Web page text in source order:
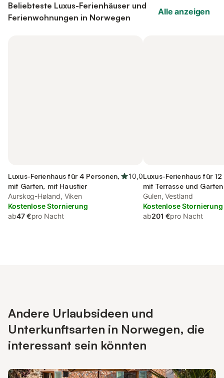
Beliebteste Luxus-Ferienhäuser und
Ferienwohnungen in Norwegen
Alle anzeigen
Luxus-Ferienhaus für 4 Personen,
mit Garten, mit Haustier
10,0
Aurskog-Høland, Viken
Kostenlose Stornierung
ab47 €pro Nacht
Luxus-Ferienhaus für
mit Terrasse und Garten
Gulen, Vestland
Kostenlose Stornierung
ab201 €pro Nacht
Andere Urlaubsideen und
Unterkunftsarten in Norwegen, die
interessant sein könnten